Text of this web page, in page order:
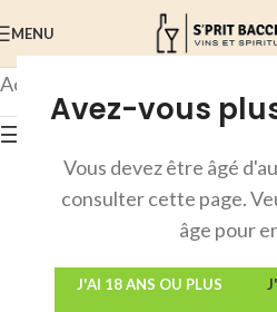
Avez-vous
Vous devez être âgé
consulter cette page.
âge pour
J'AI 18 ANS OU PLUS
MENU
Accueil